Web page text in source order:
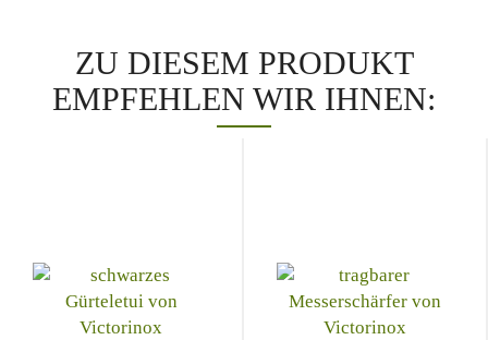
ZU DIESEM PRODUKT
EMPFEHLEN WIR IHNEN: